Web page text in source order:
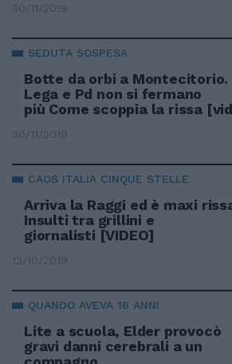
30/11/2019
SEDUTA SOSPESA
Botte da orbi a Montecitorio.
Lega e Pd non si fermano
più Come scoppia la rissa
30/11/2019
CAOS ITALIA CINQUE STELLE
Arriva la Raggi ed è maxi
Insulti tra grillini e
giornalisti [VIDEO]
13/10/2019
QUANDO AVEVA 16 ANNI
Lite a scuola, Elder provocò
gravi danni cerebrali a un